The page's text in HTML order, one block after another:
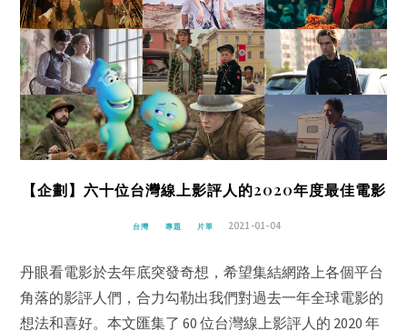
【企劃】六十位台灣線上影評人的2020年度最佳電影
台灣 專題 片單 2021-01-04
丹眼看電影於去年底突發奇想，希望集結網路上各個平台
角落的影評人們，合力勾勒出我們對過去一年全球電影的
想法和喜好。本文匯集了 60 位台灣線上影評人的 2020 年